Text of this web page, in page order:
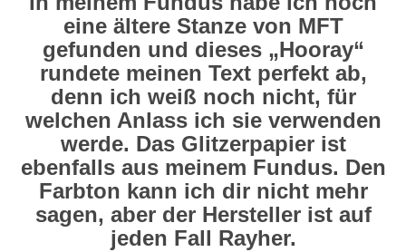
eine ältere Stanze von MFT
gefunden und dieses „Hooray“
rundete meinen Text perfekt ab,
denn ich weiß noch nicht, für
welchen Anlass ich sie verwenden
werde. Das Glitzerpapier ist
ebenfalls aus meinem Fundus. Den
Farbton kann ich dir nicht mehr
sagen, aber der Hersteller ist auf
jeden Fall Rayher.